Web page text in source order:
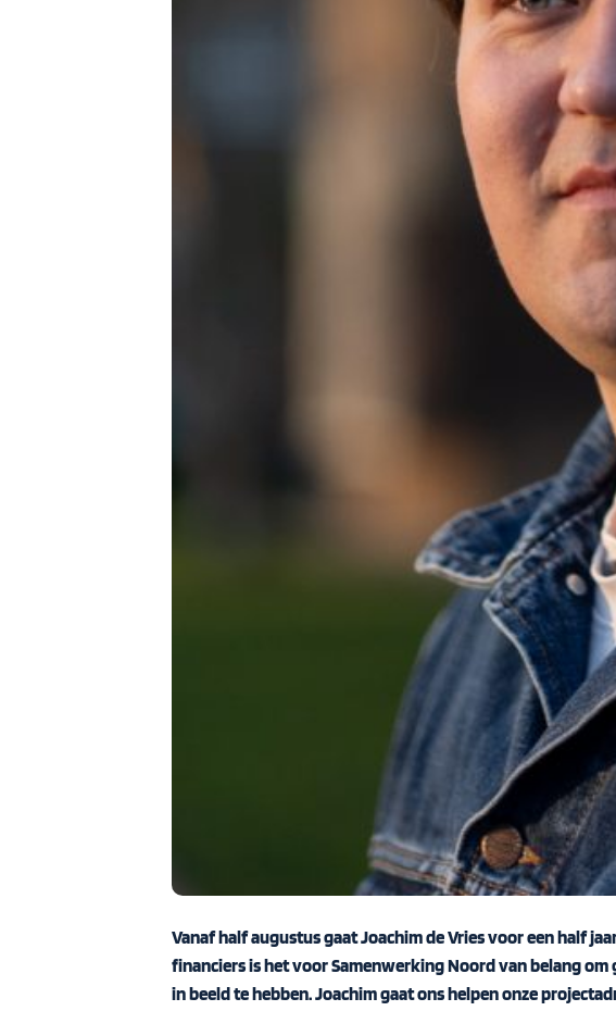
Vanaf half augustus gaat Joachim de Vries voor een half
financiers is het voor Samenwerking Noord van belang
in beeld te hebben. Joachim gaat ons helpen onze